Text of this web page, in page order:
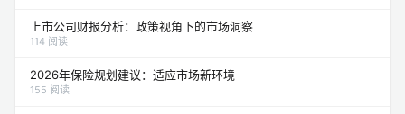
上市公司财报分析：政策视角下的市场洞察
114 阅读
2026年保险规划建议：适应市场新环境
155 阅读